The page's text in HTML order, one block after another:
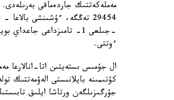
ءوتتى.
ال جۇمىس ىستەيتىن اتا-انالارعا
كۇتىمىنە بايلانىستى الەۋمەتتىك
جۇرگىزىلگەن ورتاشا ايلىق تابىستىڭ 40 پايىزىن